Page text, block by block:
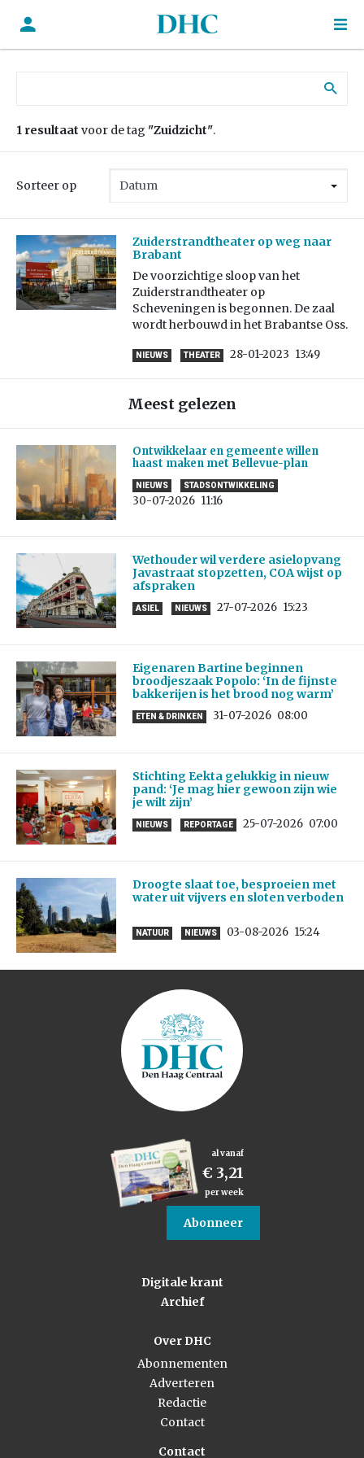
1 resultaat voor de tag "Zuidzicht".
Sorteer op
Zuiderstrandtheater op weg naar
Brabant
De voorzichtige sloop van het
Zuiderstrandtheater op
Scheveningen is begonnen. De zaal
wordt herbouwd in het Brabantse Oss.
NIEUWS THEATER 28-01-2023 13:49
Meest gelezen
Ontwikkelaar en gemeente willen
haast maken met Bellevue-plan
NIEUWS STADSONTWIKKELING
30-07-2026 11:16
Wethouder wil verdere asielopvang
Javastraat stopzetten, COA wijst op
afspraken
ASIEL NIEUWS 27-07-2026 15:23
Eigenaren Bartine beginnen
broodjeszaak Popolo: ‘In de fijnste
bakkerijen is het brood nog warm’
ETEN & DRINKEN 31-07-2026 08:00
Stichting Eekta gelukkig in nieuw
pand: ‘Je mag hier gewoon zijn wie
je wilt zijn’
NIEUWS REPORTAGE 25-07-2026 07:00
Droogte slaat toe, besproeien met
water uit vijvers en sloten verboden
NATUUR NIEUWS 03-08-2026 15:24
al vanaf
€ 3,21
per week
Abonneer
Digitale krant
Archief
Over DHC
Abonnementen
Adverteren
Redactie
Contact
Contact